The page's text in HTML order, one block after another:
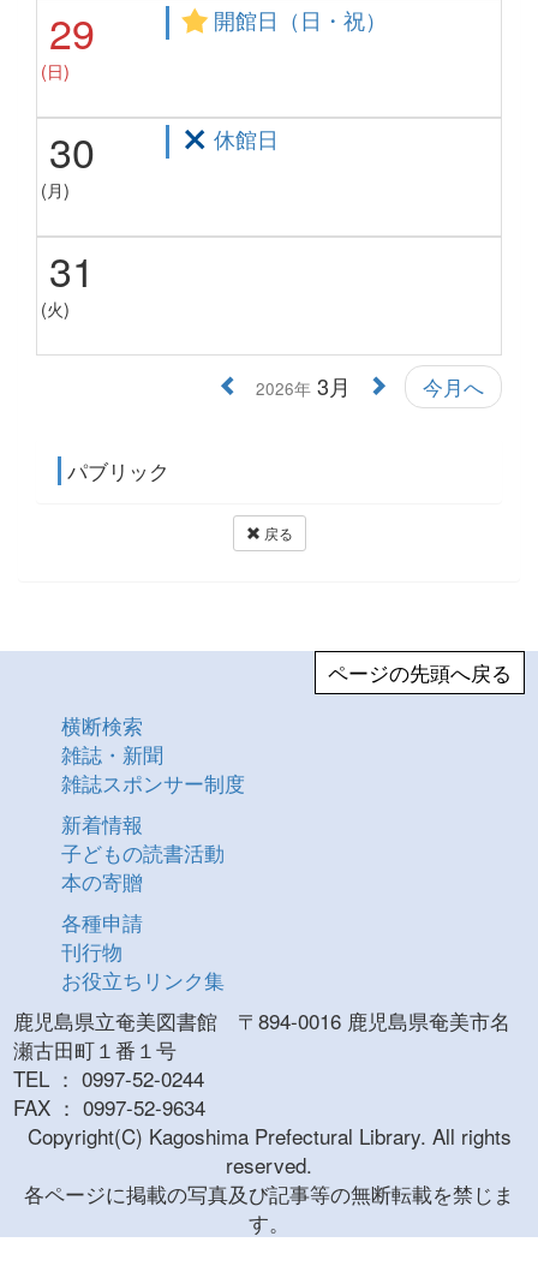
29
(日)
開館日（日・祝）
30
(月)
休館日
31
(火)
2026年 3月 今月へ
パブリック
戻る
ページの先頭へ戻る
横断検索
雑誌・新聞
雑誌スポンサー制度
新着情報
子どもの読書活動
本の寄贈
各種申請
刊行物
お役立ちリンク集
鹿児島県立奄美図書館 〒894-0016 鹿児島県奄美市名
瀬古田町１番１号
TEL ： 0997-52-0244
FAX ： 0997-52-9634
Copyright(C) Kagoshima Prefectural Library. All rights
reserved.
各ページに掲載の写真及び記事等の無断転載を禁じま
す。